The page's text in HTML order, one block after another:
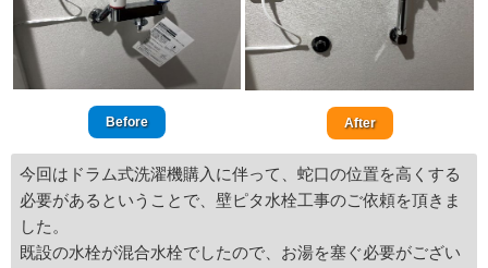
Before After
今回はドラム式洗濯機購入に伴って、蛇口の位置を高くする
必要があるということで、壁ピタ水栓工事のご依頼を頂きま
した。
既設の水栓が混合水栓でしたので、お湯を塞ぐ必要がござい